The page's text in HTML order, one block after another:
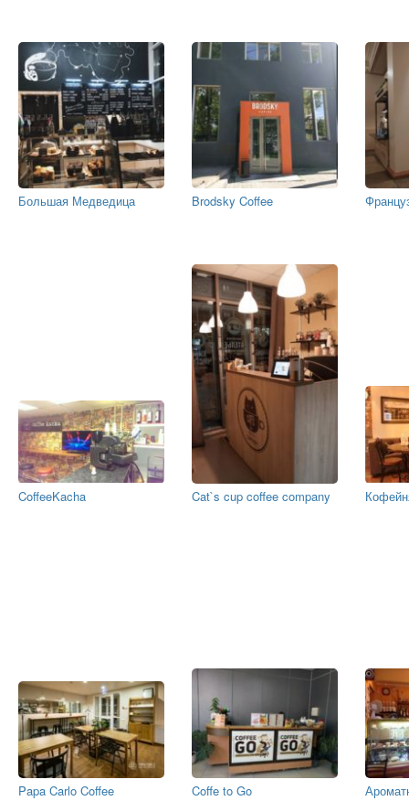
Большая Медведица Brodsky Coffee
CoffeeKacha Cat`s cup coffee company
Papa Carlo Coffee Coffe to Go